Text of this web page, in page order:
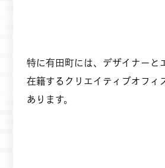
特に有田町には、デザイナーと
在籍するクリエイティブオフィ
あります。